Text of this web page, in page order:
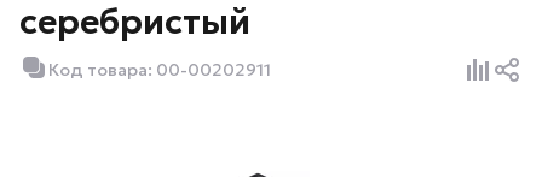
серебристый
Код товара: 00-00202911